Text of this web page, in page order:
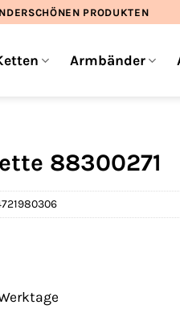
PRODUKTEN
Armbänder
88300271